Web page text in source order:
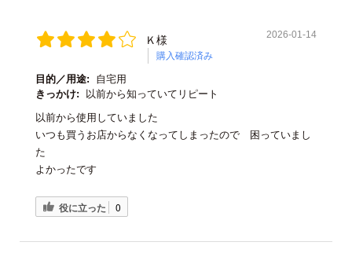
Ｋ様
購入確認済み
2026-01-14
目的／用途:
自宅用
きっかけ:
以前から知っていてリピート
以前から使用していました
いつも買うお店からなくなってしまったので 困っていまし
た
よかったです
役に立った 0